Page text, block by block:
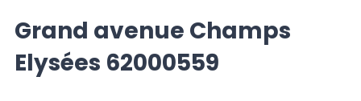
Grand avenue Champs
Elysées 62000559